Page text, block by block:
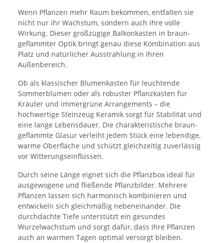
Wenn Pflanzen mehr Raum bekommen, entfalten sie
nicht nur ihr Wachstum, sondern auch ihre volle
Wirkung. Dieser großzügige Balkonkasten in braun-
geflammter Optik bringt genau diese Kombination aus
Platz und natürlicher Ausstrahlung in Ihren
Außenbereich.
Ob als klassischer Blumenkasten für leuchtende
Sommerblumen oder als robuster Pflanzkasten für
Kräuter und immergrüne Arrangements – die
hochwertige Steinzeug Keramik sorgt für Stabilität und
eine lange Lebensdauer. Die charakteristische braun-
geflammte Glasur verleiht jedem Stück eine lebendige,
warme Oberfläche und schützt gleichzeitig zuverlässig
vor Witterungseinflüssen.
Durch seine Länge eignet sich die Pflanzbox ideal für
ausgewogene und fließende Pflanzbilder. Mehrere
Pflanzen lassen sich harmonisch kombinieren und
entwickeln sich gleichmäßig nebeneinander. Die
durchdachte Tiefe unterstützt ein gesundes
Wurzelwachstum und sorgt dafür, dass Ihre Pflanzen
auch an warmen Tagen optimal versorgt bleiben.